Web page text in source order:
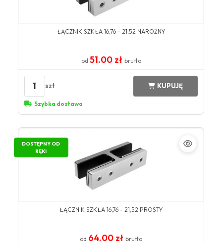
ŁĄCZNIK SZKŁA 16,76 - 21,52 NAROŻNY
od 51.00 zł brutto
1 szt KUPUJĘ
Szybka dostawa
DOSTĘPNY OD
RĘKI
ŁĄCZNIK SZKŁA 16,76 - 21,52 PROSTY
od 64.00 zł brutto